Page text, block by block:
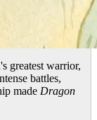
greatest warrior,
battles,
made Dragon